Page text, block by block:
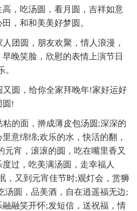
，吃汤圆，看月圆，吉祥如意
，和和美美好梦圆。
团圆，朋友欢聚，情人浪漫，
晚笑脸，欣慰的表情上演节日
又圆，给你全家拜晚年!家好运好
圆!
粘的面，擀成薄皮包汤圆;深深的
意绵绵;欢乐的水，快活的翻，
元宵，滚滚的圆，吃在嘴里香又
过，吃美满汤圆，走幸福人
，又到元宵佳节时;观灯会，赏狮
汤圆，品美酒，自在逍遥福无边;
融笑开怀;发短信，送祝福，情